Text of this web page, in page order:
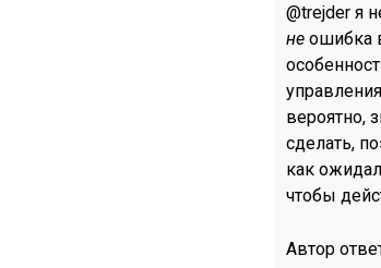
@trejder я
не ошибка
вероятно,
сделать,
как
чтобы
Автор